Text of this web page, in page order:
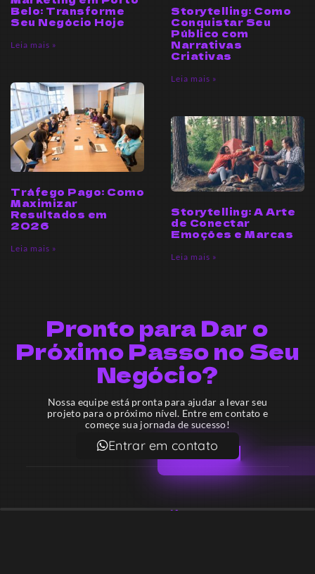
Belo: Transforme
Seu Negócio Hoje
Leia mais »
Storytelling: Como
Conquistar Seu
Público com
Narrativas
Criativas
Leia mais »
Tráfego Pago: Como
Maximizar
Resultados em
2026
Leia mais »
Storytelling: A Arte
de Conectar
Emoções e Marcas
Leia mais »
Pronto para Dar o
Próximo Passo no Seu
Negócio?
Nossa equipe está pronta para ajudar a levar seu
projeto para o próximo nível. Entre em contato e
começe sua jornada de sucesso!
Entrar em contato
Email